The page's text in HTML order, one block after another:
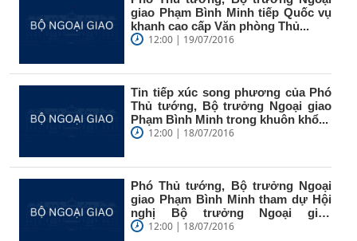
giao Phạm Bình Minh tiếp Quốc vụ
khanh cao cấp Văn phòng Thủ...
12:00 | 19/07/2016
Tin tiếp xúc song phương của Phó
Thủ tướng, Bộ trưởng Ngoại giao
Phạm Bình Minh trong khuôn khổ...
12:00 | 18/07/2016
Phó Thủ tướng, Bộ trưởng Ngoại
giao Phạm Bình Minh tham dự Hội
nghị Bộ trưởng Ngoại giao
ASEAN...
12:00 | 18/07/2016